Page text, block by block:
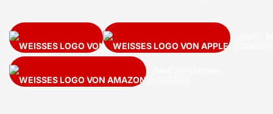
SPOTIFY